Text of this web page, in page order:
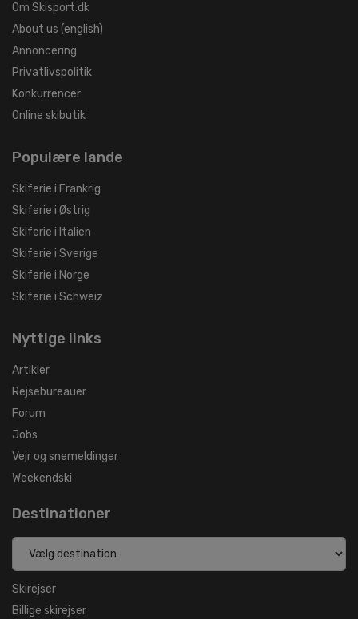
Om Skisport.dk
About us (english)
Annoncering
Privatlivspolitik
Konkurrencer
Online skibutik
Populære lande
Skiferie i Frankrig
Skiferie i Østrig
Skiferie i Italien
Skiferie i Sverige
Skiferie i Norge
Skiferie i Schweiz
Nyttige links
Artikler
Rejsebureauer
Forum
Jobs
Vejr og snemeldinger
Weekendski
Destinationer
Skirejser
Billige skirejser